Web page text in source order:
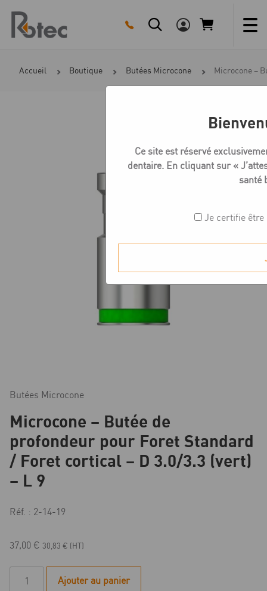
content
Accueil Boutique Butées Microcone Microcone –
Butées Microcone
Microcone – Butée de
profondeur pour Foret Standard
/ Foret cortical – D 3.0/3.3 (vert)
– L 9
Réf. : 2-14-19
37,00 € 30,83 € (HT)
Ajouter au panier
Ce site est réservé
dentaire. En cliquant sur «
santé
Je certifie